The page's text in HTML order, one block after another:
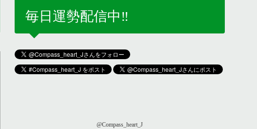
毎日運勢配信中‼️
@Compass_heart_J